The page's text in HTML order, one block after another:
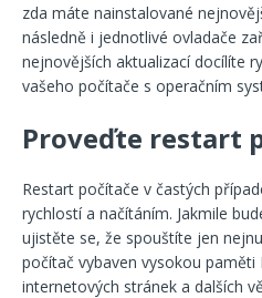
zda máte nainstalované
následně i jednotlivé ovladače
nejnovějších aktualizací docílíte
vašeho počítače s operačním
Proveďte restart
Restart počítače v častých
rychlostí a načítáním. Jakmile
ujistěte se, že spouštíte jen
počítač vybaven vysokou paměti
internetových stránek a dalších